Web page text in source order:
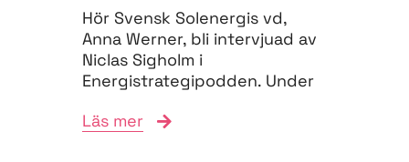
Hör Svensk Solenergis vd,
Anna Werner, bli intervjuad av
Niclas Sigholm i
Energistrategipodden. Under
Werner
Läs mer